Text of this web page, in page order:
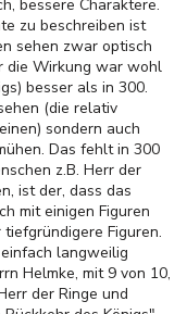
bessere Charaktere.
zu beschreiben ist
sehen zwar optisch
die Wirkung war wohl
besser als in 300.
(die relativ
sondern auch
Das fehlt in 300
z.B. Herr der
ist der, dass das
mit einigen Figuren
Figuren.
langweilig
Helmke, mit 9 von 10,
der Ringe und